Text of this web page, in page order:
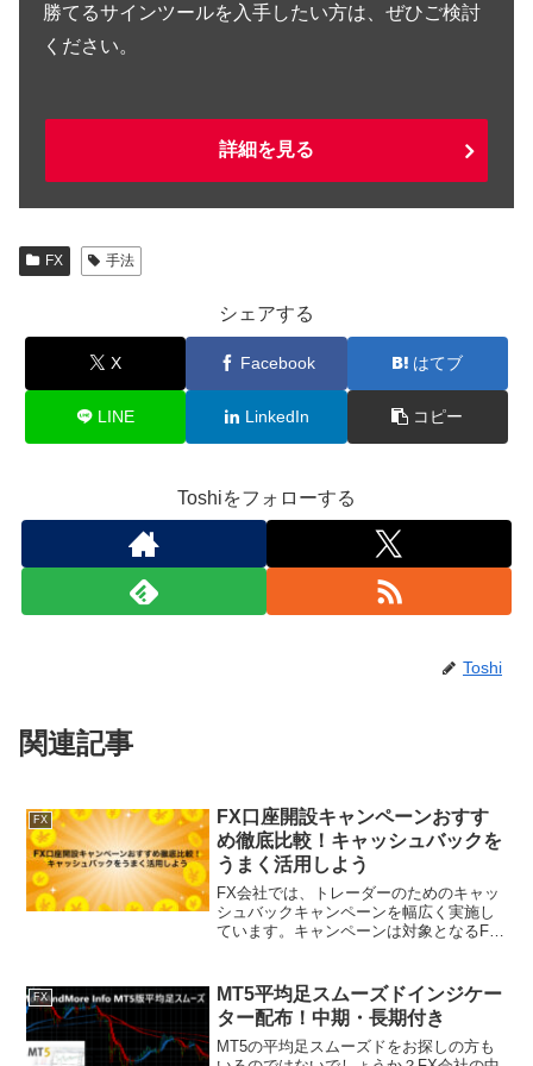
勝てるサインツールを入手したい方は、ぜひご検討
ください。
詳細を見る
FX 手法
シェアする
X Facebook はてブ
LINE LinkedIn コピー
Toshiをフォローする
Toshi
関連記事
FX
FX口座開設キャンペーンおすす
め徹底比較！キャッシュバックを
うまく活用しよう
FX会社では、トレーダーのためのキャッ
シュバックキャンペーンを幅広く実施し
ています。キャンペーンは対象となるFX
ックを受け取ることも可能です。せっか
くFX会社にて口座開...
FX
MT5平均足スムーズドインジケー
ター配布！中期・長期付き
MT5の平均足スムーズドをお探しの方も